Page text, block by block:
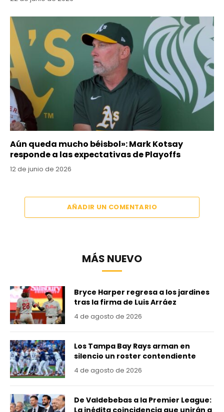
Aún queda mucho béisbol»: Mark Kotsay
responde a las expectativas de Playoffs
12 de junio de 2026
AÑADIR UN COMENTARIO
MÁS NUEVO
Bryce Harper regresa a los jardines
tras la firma de Luis Arráez
4 de agosto de 2026
Los Tampa Bay Rays arman en
silencio un roster contendiente
4 de agosto de 2026
De Valdebebas a la Premier League: